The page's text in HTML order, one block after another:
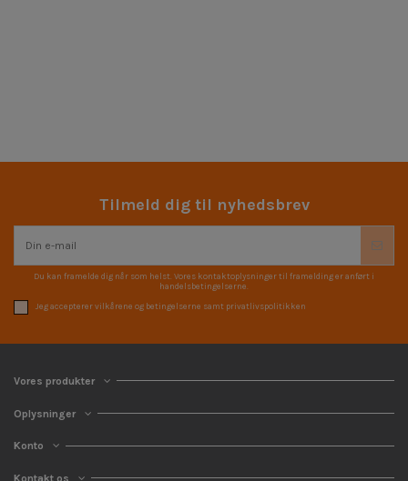
Tilmeld dig til nyhedsbrev
Du kan framelde dig når som helst. Vores kontaktoplysninger til framelding er anført i
handelsbetingelserne.
Jeg accepterer vilkårene og betingelserne samt privatlivspolitikken
Vores produkter
Oplysninger
Konto
Kontakt os